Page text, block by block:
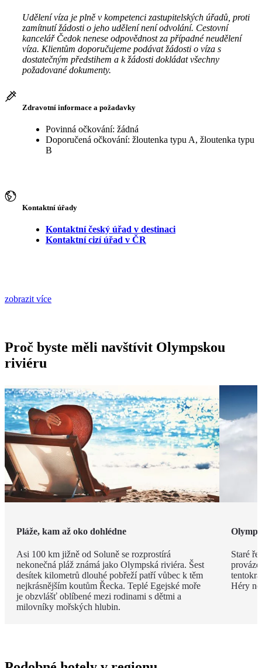
Udělení víza je plně v kompetenci zastupitelských úřadů, proti
zamítnutí žádosti o jeho udělení není odvolání. Cestovní
kancelář Čedok nenese odpovědnost za případné neudělení
víza. Klientům doporučujeme podávat žádosti o víza s
dostatečným předstihem a k žádosti dokládat všechny
požadované dokumenty.
Zdravotní informace a požadavky
Povinná očkování: žádná
Doporučená očkování: žloutenka typu A, žloutenka typu
B
Kontaktní úřady
Kontaktní český úřad v destinaci
Kontaktní cizí úřad v ČR
zobrazit více
Proč byste měli navštívit Olympskou
riviéru
Pláže, kam až oko dohlédne
Asi 100 km jižně od Soluně se rozprostírá
nekonečná pláž známá jako Olympská riviéra. Šest
desítek kilometrů dlouhé pobřeží patří vůbec k těm
nejkrásnějším koutům Řecka. Teplé Egejské moře
je obzvlášť oblíbené mezi rodinami s dětmi a
milovníky mořských hlubin.
Olymp
Staré
Héry